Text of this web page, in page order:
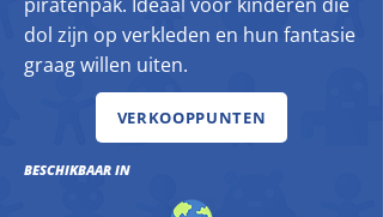
dol zijn op verkleden en hun fantasie
graag willen uiten.
VERKOOPPUNTEN
BESCHIKBAAR IN